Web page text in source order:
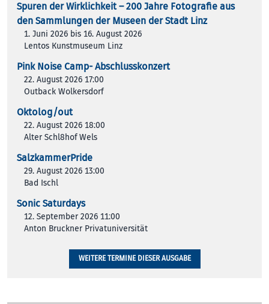
Spuren der Wirklichkeit – 200 Jah­re Foto­gra­fie aus
den Samm­lun­gen der Muse­en der Stadt Linz
1. Juni 2026 bis 16. August 2026
Lentos Kunstmuseum Linz
Pink Noise Camp- Abschlusskonzert
22. August 2026 17:00
Outback Wolkersdorf
Oktolog/out
22. August 2026 18:00
Alter Schl8hof Wels
SalzkammerPride
29. August 2026 13:00
Bad Ischl
Sonic Saturdays
12. September 2026 11:00
Anton Bruckner Privatuniversität
WEITERE TERMINE DIESER AUSGABE